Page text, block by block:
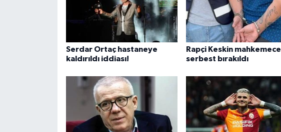
Serdar Ortaç hastaneye
kaldırıldı iddiası!
Rapçi Keskin mahkemece
serbest bırakıldı